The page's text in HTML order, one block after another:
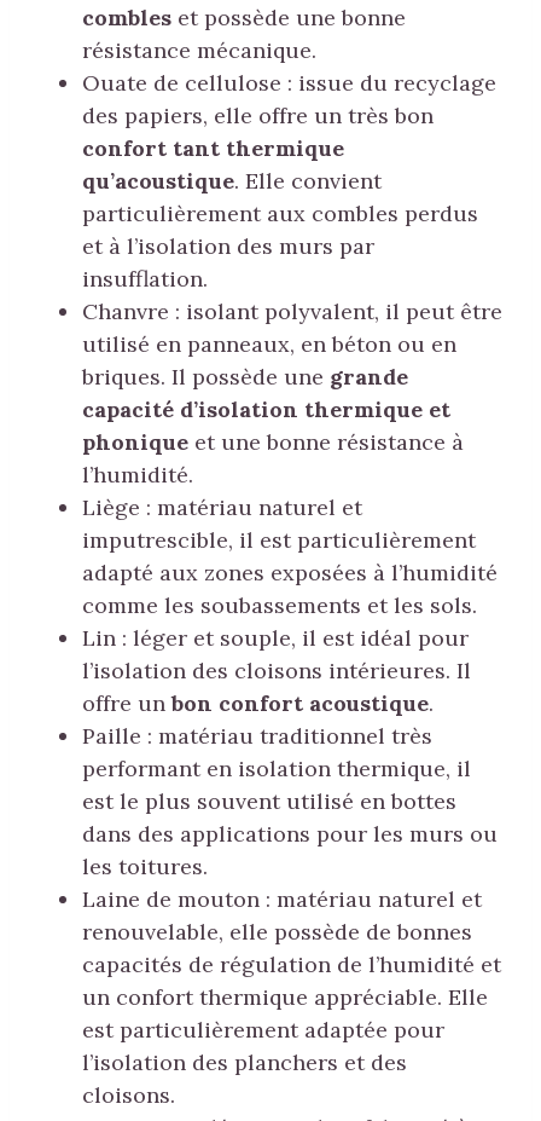
combles et possède une bonne
résistance mécanique.
Ouate de cellulose : issue du recyclage
des papiers, elle offre un très bon
confort tant thermique
qu’acoustique. Elle convient
particulièrement aux combles perdus
et à l’isolation des murs par
insufflation.
Chanvre : isolant polyvalent, il peut être
utilisé en panneaux, en béton ou en
briques. Il possède une grande
capacité d’isolation thermique et
phonique et une bonne résistance à
l’humidité.
Liège : matériau naturel et
imputrescible, il est particulièrement
adapté aux zones exposées à l’humidité
comme les soubassements et les sols.
Lin : léger et souple, il est idéal pour
l’isolation des cloisons intérieures. Il
offre unbon confort acoustique.
Paille : matériau traditionnel très
performant en isolation thermique, il
est le plus souvent utilisé en bottes
dans des applications pour les murs ou
les toitures.
Laine de mouton : matériau naturel et
renouvelable, elle possède de bonnes
capacités de régulation de l’humidité et
un confort thermique appréciable. Elle
est particulièrement adaptée pour
l’isolation des planchers et des
cloisons.